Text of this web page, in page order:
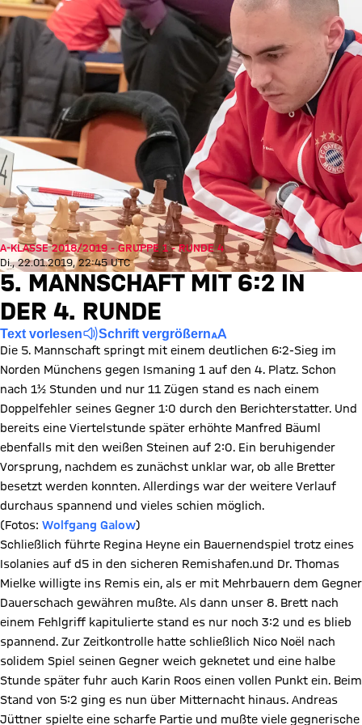
A-KLASSE 2018/2019 - GRUPPE 1 - RUNDE 4
Di., 22.01.2019, 22:45 UTC
5. MANNSCHAFT MIT 6:2 IN
DER 4. RUNDE
Text vorlesen Schrift vergrößern
Die 5. Mannschaft springt mit einem deutlichen 6:2-Sieg im
Norden Münchens gegen Ismaning 1 auf den 4. Platz. Schon
nach 1½ Stunden und nur 11 Zügen stand es nach einem
Doppelfehler seines Gegner 1:0 durch den Berichterstatter. Und
bereits eine Viertelstunde später erhöhte Manfred Bäuml
ebenfalls mit den weißen Steinen auf 2:0. Ein beruhigender
Vorsprung, nachdem es zunächst unklar war, ob alle Bretter
besetzt werden konnten. Allerdings war der weitere Verlauf
durchaus spannend und vieles schien möglich.
(Fotos: Wolfgang Galow)
Schließlich führte Regina Heyne ein Bauernendspiel trotz eines
Isolanies auf d5 in den sicheren Remishafen.und Dr. Thomas
Mielke willigte ins Remis ein, als er mit Mehrbauern dem Gegner
Dauerschach gewähren mußte. Als dann unser 8. Brett nach
einem Fehlgriff kapitulierte stand es nur noch 3:2 und es blieb
spannend. Zur Zeitkontrolle hatte schließlich Nico Noël nach
solidem Spiel seinen Gegner weich geknetet und eine halbe
Stunde später fuhr auch Karin Roos einen vollen Punkt ein. Beim
Stand von 5:2 ging es nun über Mitternacht hinaus. Andreas
Jüttner spielte eine scharfe Partie und mußte viele gegnerische